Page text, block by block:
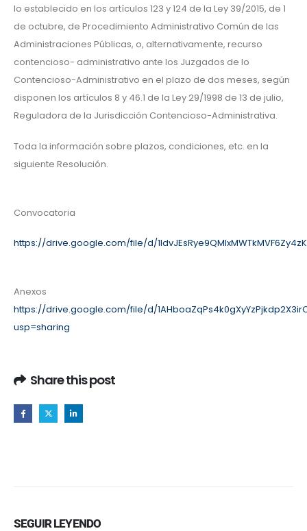
lo establecido en los artículos 123 y 124 de la Ley 39/2015, de 1
de octubre, de Procedimiento Administrativo Común de las
Administraciones Públicas, o, alternativamente, recurso
contencioso- administrativo ante los Juzgados de lo
Contencioso-Administrativo en el plazo de dos meses, según
disponen los artículos 8 y 46.1 de la Ley 29/1998 de 13 de julio,
Reguladora de la Jurisdicción Contencioso-Administrativa.
Toda la información sobre plazos, condiciones, etc. en la
siguiente Resolución.
Convocatoria
https://drive.google.com/file/d/
Anexos
https://drive.google.com/file/d/
usp=sharing
Share this post
SEGUIR LEYENDO